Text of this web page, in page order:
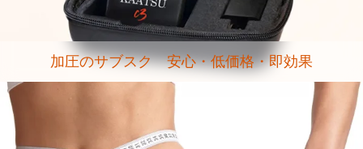
加圧のサブスク 安心・低価格・即効果